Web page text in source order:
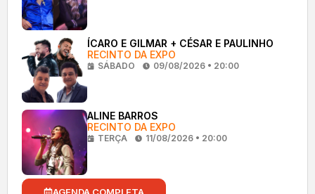
ÍCARO E GILMAR + CÉSAR E PAULINHO
RECINTO DA EXPO
SÁBADO 09/08/2026 • 20:00
ALINE BARROS
RECINTO DA EXPO
TERÇA 11/08/2026 • 20:00
AGENDA COMPLETA